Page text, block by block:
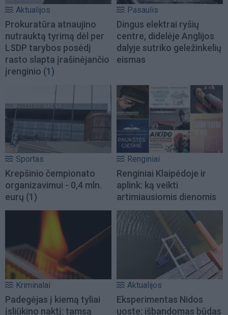
Aktualijos
Prokuratūra atnaujino
nutrauktą tyrimą dėl per
LSDP tarybos posėdį
rasto slapta įrašinėjančio
įrenginio (1)
Pasaulis
Dingus elektrai ryšių
centre, didelėje Anglijos
dalyje sutriko geležinkelių
eismas
Sportas
Krepšinio čempionato
organizavimui - 0,4 mln.
eurų (1)
Renginiai
Renginiai Klaipėdoje ir
aplink: ką veikti
artimiausiomis dienomis
Kriminalai
Padegėjas į kiemą tyliai
įsliūkino naktį: tamsą
Aktualijos
Eksperimentas Nidos
uoste: išbandomas būdas